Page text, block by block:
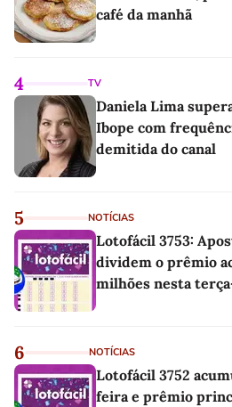
café da manhã
4 TV
Daniela Lima
Ibope com
demitida do canal
5 NOTÍCIAS
Lotofácil 3753:
dividem o prêmio
milhões nesta
6 NOTÍCIAS
Lotofácil 3752
feira e prêmio